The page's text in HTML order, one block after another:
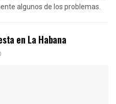
algunos de los problemas.
en La Habana